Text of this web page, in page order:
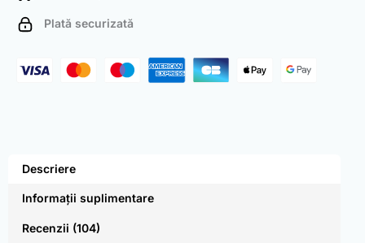
Plată securizată
Descriere
Informații suplimentare
Recenzii (104)